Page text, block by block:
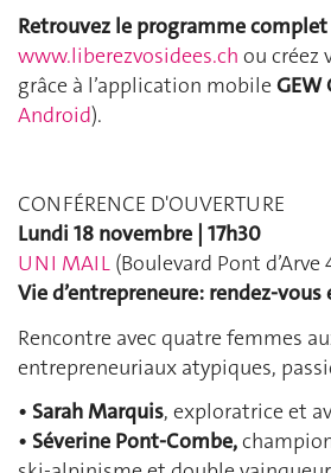
Retrouvez le programme
www.liberezvosidees.ch ou créez
grâce à l’application mobileGEW
Android).
CONFÉRENCE D'OUVERTURE
Lundi 18 novembre | 17h30
UNI MAIL (Boulevard Pont
Vie d’entrepreneure: rendez-
Rencontre avec quatre femmes
entrepreneuriaux atypiques,
• Sarah Marquis, exploratrice et
• Séverine Pont-Combe,